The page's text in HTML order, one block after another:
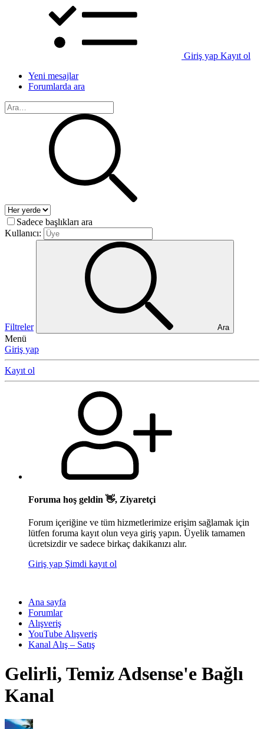
Giriş yap Kayıt ol
Yeni mesajlar
Forumlarda ara
Sadece başlıkları ara
Kullanıcı:
Filtreler Ara
Menü
Giriş yap
Kayıt ol
Foruma hoş geldin 👋, Ziyaretçi
Forum içeriğine ve tüm hizmetlerimize erişim sağlamak için
lütfen foruma kayıt olun veya giriş yapın. Üyelik tamamen
ücretsizdir ve sadece birkaç dakikanızı alır.
Giriş yap Şimdi kayıt ol
Ana sayfa
Forumlar
Alışveriş
YouTube Alışveriş
Kanal Alış – Satış
Gelirli, Temiz Adsense'e Bağlı
Kanal